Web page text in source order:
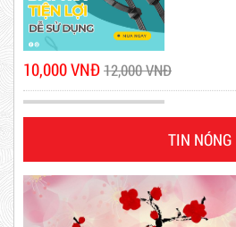
10,000 VNĐ 12,000 VNĐ
63,000 VNĐ 65,000 VNĐ
TIN NÓNG